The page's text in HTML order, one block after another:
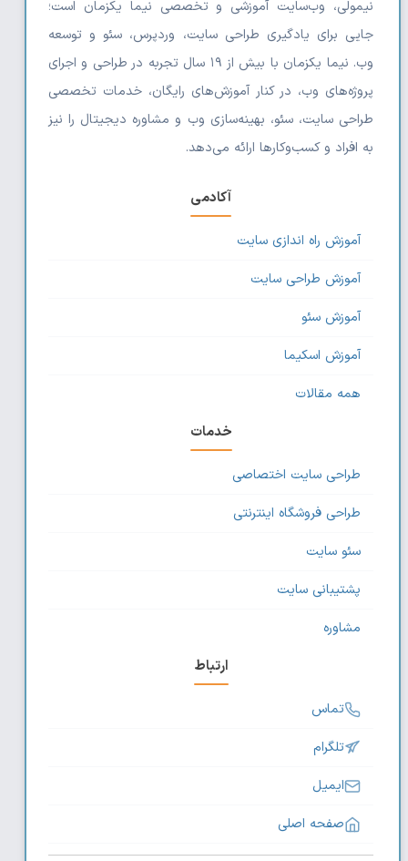
نیمولی، وب‌سایت آموزشی و تخصصی نیما یکزمان است؛
جایی برای یادگیری طراحی سایت، وردپرس، سئو و توسعه
وب. نیما یکزمان با بیش از ۱۹ سال تجربه در طراحی و اجرای
پروژه‌های وب، در کنار آموزش‌های رایگان، خدمات تخصصی
طراحی سایت، سئو، بهینه‌سازی وب و مشاوره دیجیتال را نیز
به افراد و کسب‌وکارها ارائه می‌دهد.
آکادمی
آموزش راه اندازی سایت
آموزش طراحی سایت
آموزش سئو
آموزش اسکیما
همه مقالات
خدمات
طراحی سایت اختصاصی
طراحی فروشگاه اینترنتی
سئو سایت
پشتیبانی سایت
مشاوره
ارتباط
تماس
تلگرام
ایمیل
صفحه اصلی